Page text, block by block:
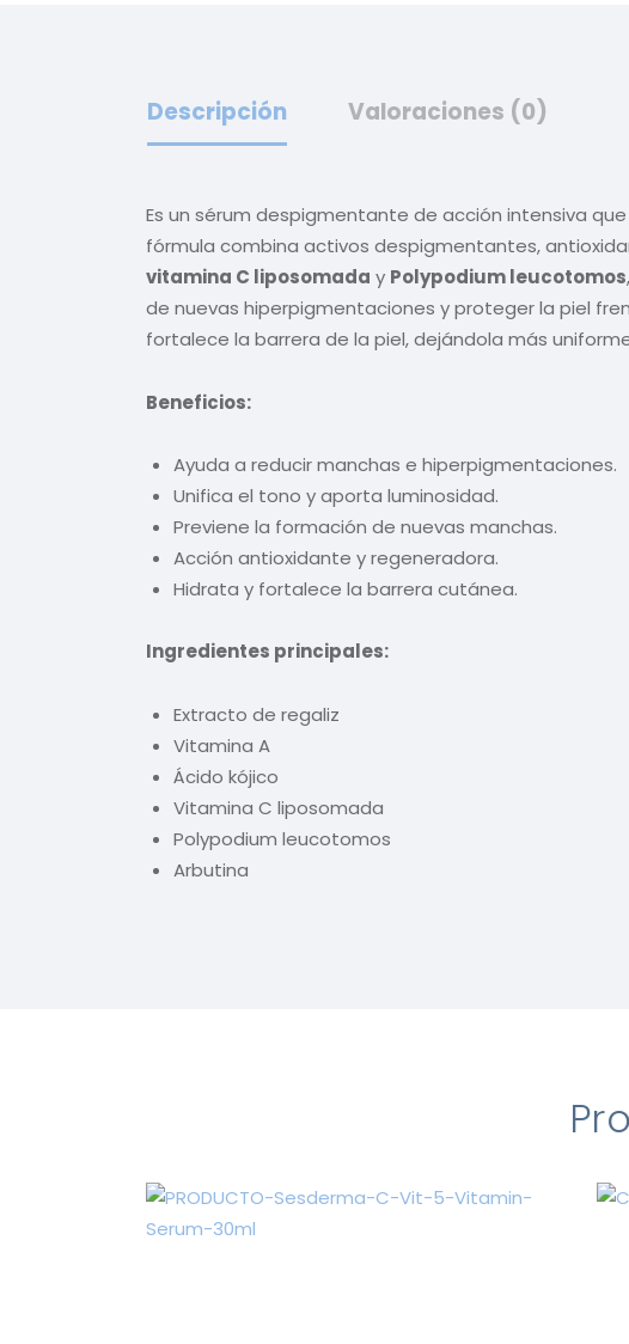
Descripción Valoraciones (0)
Es un sérum despigmentante de acción intensiva
fórmula combina activos despigmentantes,
vitamina C liposomada y Polypodium leucotomos
de nuevas hiperpigmentaciones y proteger la piel
fortalece la barrera de la piel, dejándola más
Beneficios:
Ayuda a reducir manchas e hiperpigmentaciones.
Unifica el tono y aporta luminosidad.
Previene la formación de nuevas manchas.
Acción antioxidante y regeneradora.
Hidrata y fortalece la barrera cutánea.
Ingredientes principales:
Extracto de regaliz
Vitamina A
Ácido kójico
Vitamina C liposomada
Polypodium leucotomos
Arbutina